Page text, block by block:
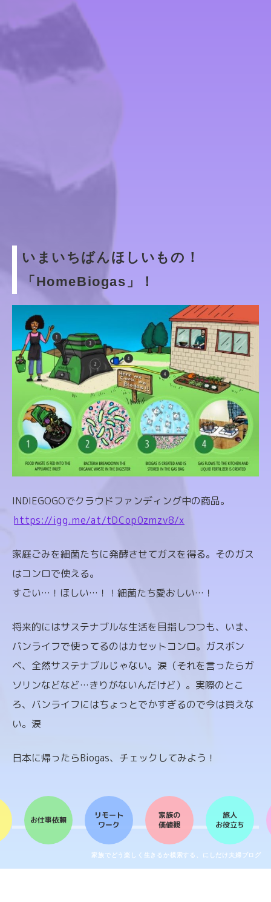
いまいちばんほしいもの！
「HomeBiogas」！
INDIEGOGOでクラウドファンディング中の商品。
https://igg.me/at/tDCop0zmzv8/x
家庭ごみを細菌たちに発酵させてガスを得る。そのガス
はコンロで使える。
すごい…！ほしい…！！細菌たち愛おしい…！
将来的にはサステナブルな生活を目指しつつも、いま、
バンライフで使ってるのはカセットコンロ。ガスボン
ベ、全然サステナブルじゃない。涙（それを言ったらガ
ソリンなどなど…きりがないんだけど）。実際のとこ
ろ、バンライフにはちょっとでかすぎるので今は買えな
い。涙
日本に帰ったらBiogas、チェックしてみよう！
お仕事依頼
リモート
ワーク
家族の
価値観
旅人
お役立ち
家族でどう楽しく生きるか模索する、にしだけ夫婦ブログ